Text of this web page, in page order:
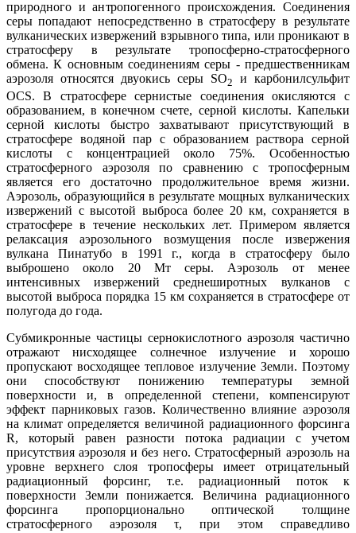
природного и антропогенного происхождения. Соединения
серы попадают непосредственно в стратосферу в результате
вулканических извержений взрывного типа, или проникают в
стратосферу в результате тропосферно-стратосферного
обмена. К основным соединениям серы - предшественникам
аэрозоля относятся двуокись серы SO2
и карбонилсульфит
OCS. В стратосфере сернистые соединения окисляются с
образованием, в конечном счете, серной кислоты. Капельки
серной кислоты быстро захватывают присутствующий в
стратосфере водяной пар с образованием раствора серной
кислоты с концентрацией около 75%. Особенностью
стратосферного аэрозоля по сравнению с тропосферным
является его достаточно продолжительное время жизни.
Аэрозоль, образующийся в результате мощных вулканических
извержений с высотой выброса более 20 км, сохраняется в
стратосфере в течение нескольких лет. Примером является
релаксация аэрозольного возмущения после извержения
вулкана Пинатубо в 1991 г., когда в стратосферу было
выброшено около 20 Мт серы. Аэрозоль от менее
интенсивных извержений среднеширотных вулканов с
высотой выброса порядка 15 км сохраняется в стратосфере от
полугода до года.
Субмикронные частицы сернокислотного аэрозоля частично
отражают нисходящее солнечное излучение и хорошо
пропускают восходящее тепловое излучение Земли. Поэтому
они способствуют понижению температуры земной
поверхности и, в определенной степени, компенсируют
эффект парниковых газов. Количественно влияние аэрозоля
на климат определяется величиной радиационного форсинга
R, который равен разности потока радиации с учетом
присутствия аэрозоля и без него. Стратосферный аэрозоль на
уровне верхнего слоя тропосферы имеет отрицательный
радиационный форсинг, т.е. радиационный поток к
поверхности Земли понижается. Величина радиационного
форсинга пропорционально оптической толщине
стратосферного аэрозоля τ, при этом справедливо